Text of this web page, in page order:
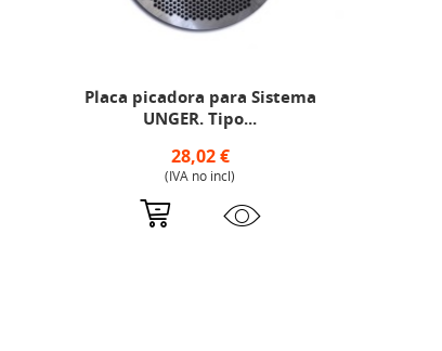
Placa picadora para Sistema
UNGER. Tipo...
28,02 €
(IVA no incl)